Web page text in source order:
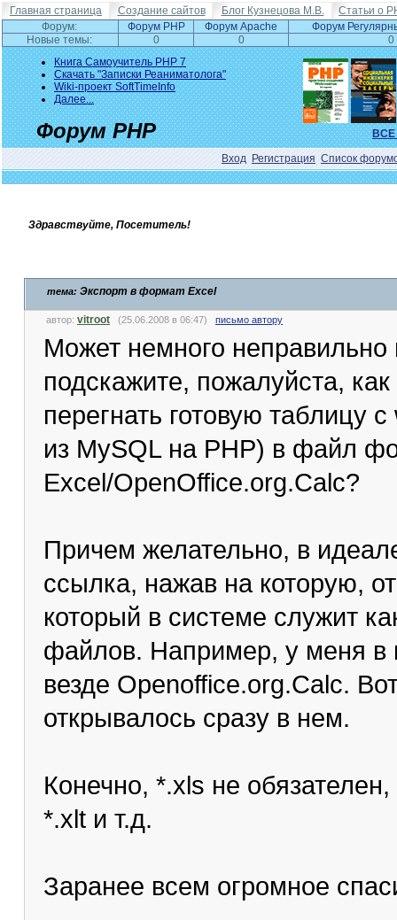
Главная страница Создание сайтов Блог Кузнецова М.В.
Статьи о
Форум:
Форум PHP Форум Apache
Форум
Новые темы:
0 0
0
Книга Самоучитель PHP 7
Скачать "Записки Реаниматолога"
Wiki-проект SoftTimeInfo
Далее...
Форум PHP
Вход Регистрация Список
Здравствуйте, Посетитель!
тема: Экспорт в формат Excel
автор: vitroot (25.06.2008 в 06:47) письмо автору
Может немного
подскажите, пожалуйста,
перегнать готовую таблицу
из MySQL на PHP) в файл
Excel/OpenOffice.org.Calc?
Причем желательно, в
ссылка, нажав на которую,
который в системе служит
файлов. Например, у меня в
везде Openoffice.org.Calc.
открывалось сразу в нем.
Конечно, *.xls не
*.xlt и т.д.
Заранее всем огромное